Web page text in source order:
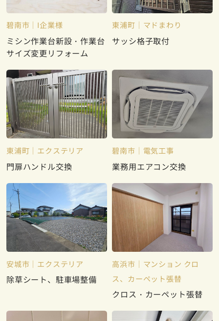
碧南市 I企業様
ミシン作業台新設・作業台
サイズ変更リフォーム
東浦町 マドまわり
サッシ格子取付
東浦町 エクステリア
門扉ハンドル交換
碧南市 電気工事
業務用エアコン交換
安城市 エクステリア
除草シート、駐車場整備
高浜市
マンション クロ
ス、カーペット張替
クロス・カーペット張替